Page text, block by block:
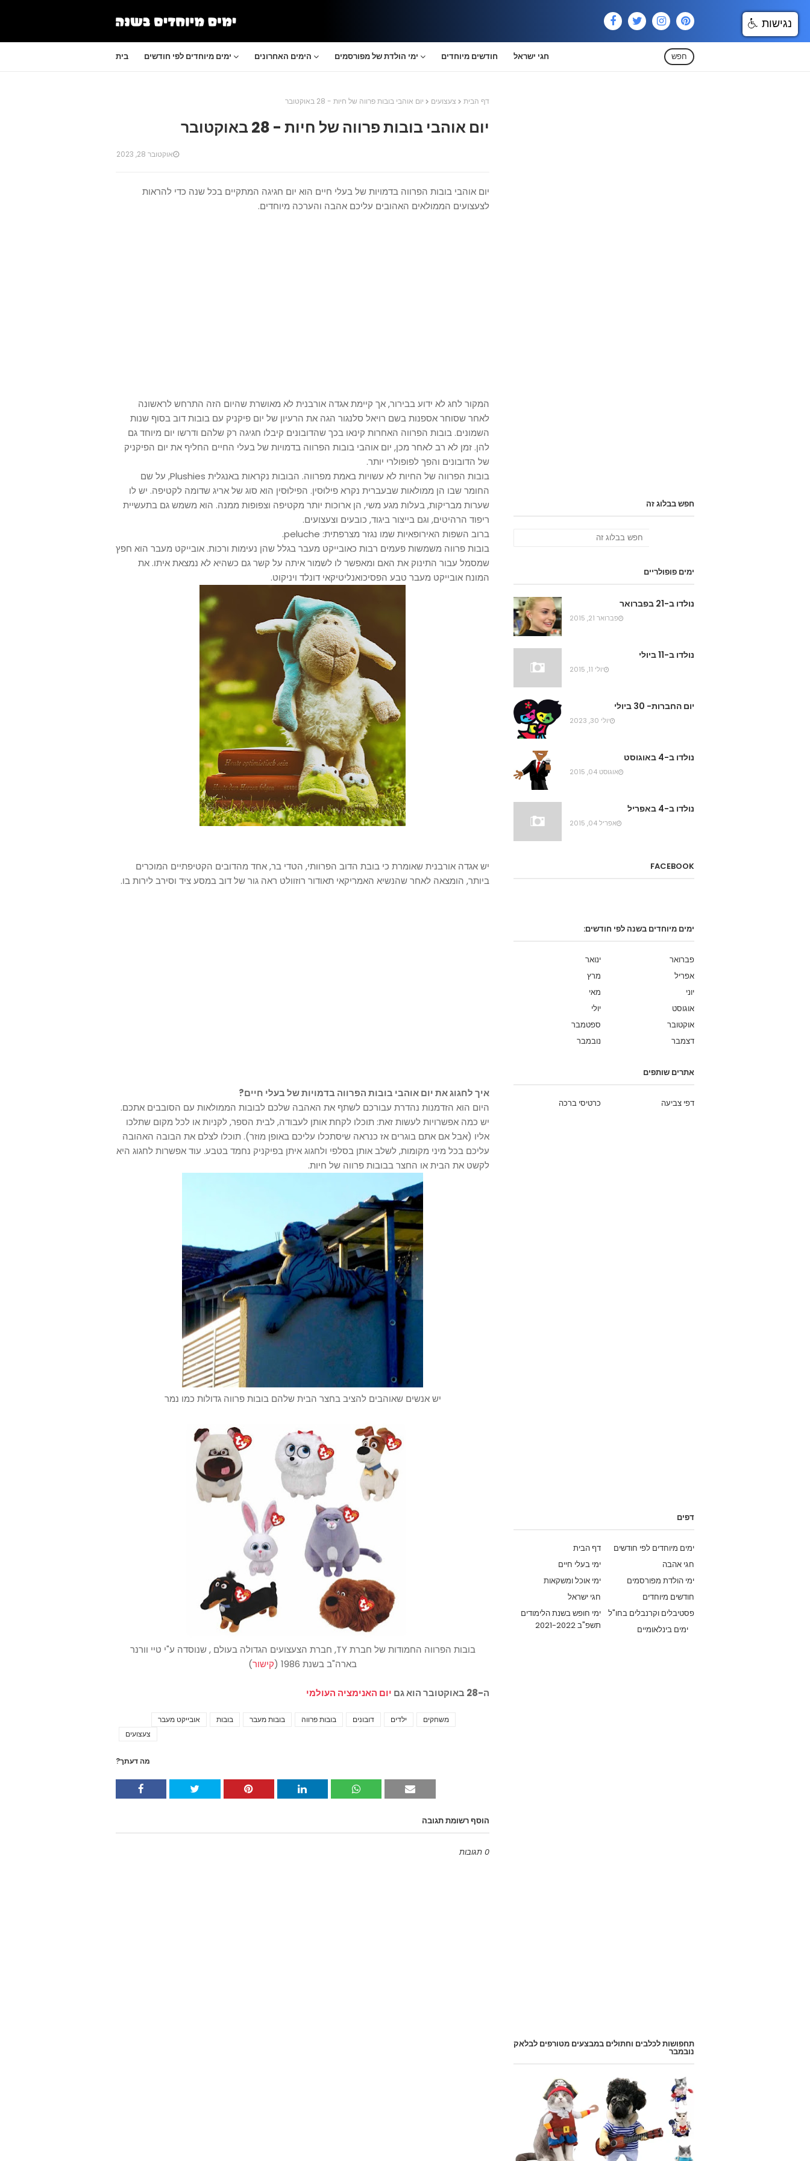
בית ימים מיוחדים לפי חודשים הימים האחרונים ימי הולדת של מפורסמים חודשים מיוחדים חגי ישראל חפש
דף הבית צעצועים יום אוהבי בובות פרווה של חיות - 28 באוקטובר
יום אוהבי בובות פרווה של חיות - 28 באוקטובר
אוקטובר 28, 2023
יום אוהבי בובות הפרווה בדמויות של בעלי חיים הוא יום חגיגה המתקיים בכל שנה כדי להראות
לצעצועים הממולאים האהובים עליכם אהבה והערכה מיוחדים.
המקור לחג לא ידוע בבירור, אך קיימת אגדה אורבנית לא מאושרת שהיום הזה התרחש לראשונה
לאחר שסוחר אספנות בשם רויאל סלנגור הגה את הרעיון של יום פיקניק עם בובות דוב בסוף שנות
השמונים. בובות הפרווה האחרות קינאו בכך שהדובונים קיבלו חגיגה רק שלהם ודרשו יום מיוחד גם
להן. זמן לא רב לאחר מכן, יום אוהבי בובות הפרווה בדמויות של בעלי החיים החליף את יום הפיקניק
של הדובונים והפך לפופולרי יותר.
בובות הפרווה של החיות לא עשויות באמת מפרווה. הבובות נקראות באנגלית Plushies, על שם
החומר שבו הן ממולאות שבעברית נקרא פילוּסין. הפילוּסין הוא סוג של אריג שדומה לקטיפה. יש לו
שערות מבריקות, בעלות מגע משי, הן ארוכות יותר מקטיפה וצפופות ממנה. הוא משמש גם בתעשיית
ריפוד הרהיטים, וגם בייצור ביגוד, כובעים וצעצועים.
ברוב השפות האירופאיות שמו נגזר מצרפתית: peluche.
בובות פרווה משמשות פעמים רבות כאובייקט מעבר בגלל שהן נעימות ורכות. אובייקט מעבר הוא חפץ
שמסמל עבור התינוק את האם ומאפשר לו לשמור איתה על קשר גם כשהיא לא נמצאת איתו. את
המונח אובייקט מעבר טבע הפסיכואנליטיקאי דונלד ויניקוט.
יש אגדה אורבנית שאומרת כי בובת הדוב הפרוותי, הטדי בר, אחד מהדובים הקטיפתיים המוכרים
ביותר, הומצאה לאחר שהנשיא האמריקאי תאודור רוזוולט ראה גור של דוב במסע ציד וסירב לירות בו.
איך לחגוג את יום אוהבי בובות הפרווה בדמויות של בעלי חיים?
היום הוא הזדמנות נהדרת עבורכם לשתף את האהבה שלכם לבובות הממולאות עם הסובבים אתכם.
יש כמה אפשרויות לעשות זאת: תוכלו לקחת אותן לעבודה, לבית הספר, לקניות או לכל מקום שתלכו
אליו (אבל אם אתם בוגרים אז כנראה שיסתכלו עליכם באופן מוזר). תוכלו לצלם את הבובה האהובה
עליכם בכל מיני מקומות, לשלב אותן בסלפי ולחגוג איתן בפיקניק נחמד בטבע. עוד אפשרות לחגוג היא
לקשט את הבית או החצר בבובות פרווה של חיות.
יש אנשים שאוהבים להציב בחצר הבית שלהם בובות פרווה גדולות כמו נמר
בובות הפרווה החמודות של חברת TY, חברת הצעצועים הגדולה בעולם , שנוסדה ע"י טיי וורנר
בארה"ב בשנת 1986 (
קישור)
ה-28 באוקטובר הוא גם יום האנימציה העולמי
אובייקט מעבר בובות בובות מעבר בובות פרווה דובונים ילדים
משחקים
צעצועים
מה דעתך?
הוסף רשומת תגובה
0 תגובות
חפש בבלוג זה
ימים פופולריים
נולדו ב-21 בפברואר
פברואר 21, 2015
נולדו ב-11 ביולי
יולי 11, 2015
יום החברות- 30 ביולי
יולי 30, 2023
נולדו ב-4 באוגוסט
אוגוסט 04, 2015
נולדו ב-4 באפריל
אפריל 04, 2015
FACEBOOK
ימים מיוחדים בשנה לפי חודשים:
ינואר
פברואר
מרץ
אפריל
מאי
יוני
יולי
אוגוסט
ספטמבר
אוקטובר
נובמבר
דצמבר
אתרים שותפים
כרטיסי ברכה דפי צביעה
דפים
דף הבית
ימים מיוחדים לפי חודשים
ימי בעלי חיים
חגי אהבה
ימי אוכל ומשקאות
ימי הולדת מפורסמים
חגי ישראל
חודשים מיוחדים
ימי חופש בשנת הלימודים
תשפ"ב 2021-2022
פסטיבלים וקרנבלים בחו"ל
ימים בינלאומיים
תחפושות לכלבים וחתולים במבצעים מטורפים לבלאק
נובמבר
נגישות